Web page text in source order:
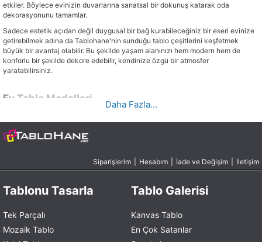
etkiler. Böylece evinizin duvarlarına sanatsal bir dokunuş katarak oda
dekorasyonunu tamamlar.
Sadece estetik açıdan değil duygusal bir bağ kurabileceğiniz bir eseri evinize
getirebilmek adına da Tablohane'nin sunduğu tablo çeşitlerini keşfetmek
büyük bir avantaj olabilir. Bu şekilde yaşam alanınızı hem modern hem de
konforlu bir şekilde dekore edebilir, kendinize özgü bir atmosfer
yaratabilirsiniz.
Ev Tablo Modelleri
çeşitli ev tablo modelleri yer almaktadır. Bu muhteşem tablolar, her zevke hitap
edebilecek bir çeşitlilik sunar ve evinizin atmosferini zenginleştirir. Örneğin,
"Dağlar Arasında Gün Batımı” tablosu, doğanın büyüleyici güzelliklerini evinize
anlarında dağ siluetleri arasında batan güneşin eşsiz manzarasını gözler önüne
için ideal bir seçimdir.
tablosudur. Bu tablo, günbatımının göl üzerindeki muhteşem yansımasını
detaylı bir şekilde resmeder. Doğanın sakinleştirici güzellikleriyle dolu eser,
evinizin herhangi bir köşesine dingin bir dokunuş katacaktır.
Daha Fazla...
Siparişlerim Hesabım İade ve Değişim İletişim
Tablonu Tasarla
Tek Parçalı
Mozaik Tablo
Tablo Galerisi
Kanvas Tablo
En Çok Satanlar